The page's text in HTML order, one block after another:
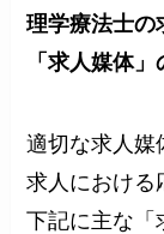
理学療法士の
「求人媒体
適切な求人媒
求人における
下記に主な「